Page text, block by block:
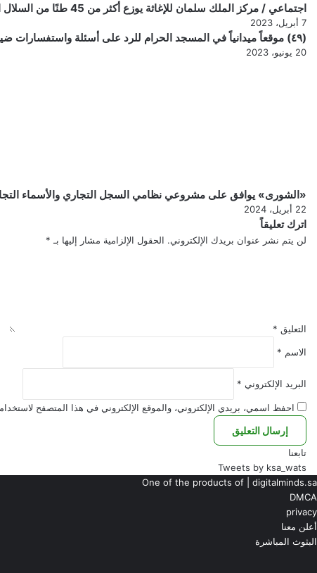
مخالفين
لنظام
البيئة
إندونيسيا
وكلويفرت
على
الأبواب
اجتماعي / مركز الملك سلمان للإغاثة يوزع أكثر من 45 طنًا من السلال الغذائية في مديرية بيحان بمحافظة شبوة
7 أبريل، 2023
(٤٩) موقعاً ميدانياً في المسجد الحرام للرد على أسئلة واستفسارات ضيوف الرحمن في عباداتهم ومناسكهم
20 يونيو، 2023
«الشورى» يوافق على مشروعي نظامي السجل التجاري والأسماء
22 أبريل، 2024
اترك تعليقاً
لن يتم نشر عنوان بريدك الإلكتروني. الحقول الإلزامية مشار إليها بـ *
التعليق *
الاسم *
البريد الإلكتروني *
احفظ اسمي، بريدي الإلكتروني، والموقع الإلكتروني في هذا المتصفح
تابعنا
Tweets by ksa_wats
One of the products of | digitalminds.sa
DMCA
privacy
أعلن معنا
البثوث المباشرة